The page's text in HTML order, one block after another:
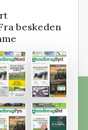
beskeden